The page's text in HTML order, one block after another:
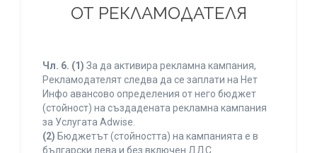
ОТ РЕКЛАМОДАТЕЛЯ
Чл. 6. (1) За да активира рекламна кампания,
Рекламодателят следва да се заплати на Нет
Инфо авансово определения от него бюджет
(стойност) на създадената рекламна кампания
за Услугата Adwise.
(2) Бюджетът (стойността) на кампанията е в
български лева и без включен ДДС.